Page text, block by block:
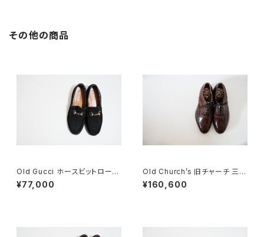
その他の商品
Old Gucci ホースビットローフ
ァー 36C BK ラバーソール
¥77,000
Old Church’s 旧チャーチ 三都
市 HICKSTEAD 65G DEADS
TOCK
¥160,600